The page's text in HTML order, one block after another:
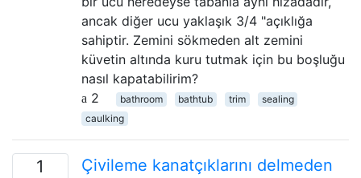
ancak diğer ucu yaklaşık 3/4 "açıklığa
sahiptir. Zemini sökmeden alt zemini
küvetin altında kuru tutmak için bu boşluğu
nasıl kapatabilirim?
2
bathroom bathtub trim
sealing
caulking
1 Çivileme kanatçıklarını delmeden